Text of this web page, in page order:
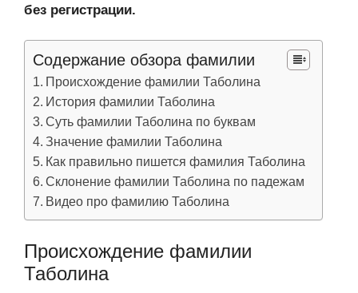
без регистрации.
Содержание обзора фамилии
Происхождение фамилии Таболина
История фамилии Таболина
Суть фамилии Таболина по буквам
Значение фамилии Таболина
Как правильно пишется фамилия Таболина
Склонение фамилии Таболина по падежам
Видео про фамилию Таболина
Происхождение фамилии
Таболина